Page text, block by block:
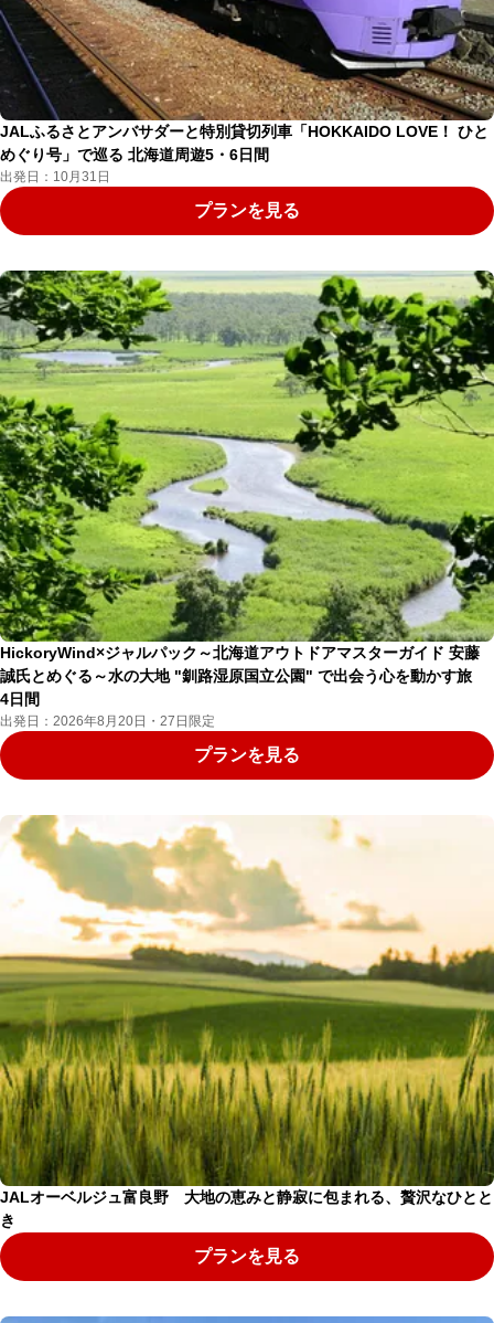
JALふるさとアンバサダーと特別貸切列車「HOKKAIDO LOVE！ ひと
めぐり号」で巡る 北海道周遊5・6日間
出発日：10月31日
プランを見る
HickoryWind×ジャルパック～北海道アウトドアマスターガイド 安藤
誠氏とめぐる～水の大地 "釧路湿原国立公園" で出会う心を動かす旅
4日間
出発日：2026年8月20日・27日限定
プランを見る
JALオーベルジュ富良野 大地の恵みと静寂に包まれる、贅沢なひとと
き
プランを見る